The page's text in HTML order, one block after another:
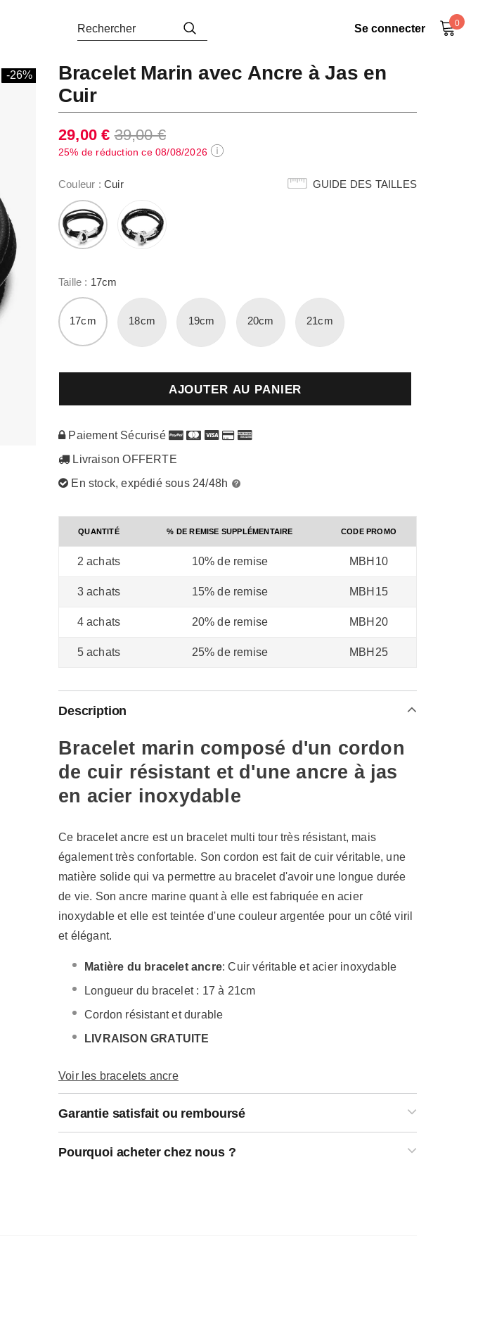
Se connecter 0
-26%
Bracelet Marin avec Ancre à Jas en
Cuir
29,00 € 39,00 €
25% de réduction ce 08/08/2026
GUIDE DES TAILLES
Couleur :Cuir
Taille : 17cm
17cm 18cm 19cm 20cm 21cm
Paiement Sécurisé
Livraison OFFERTE
En stock, expédié sous 24/48h
QUANTITÉ % DE REMISE SUPPLÉMENTAIRE CODE PROMO
2 achats 10% de remise MBH10
3 achats 15% de remise MBH15
4 achats 20% de remise MBH20
5 achats 25% de remise MBH25
Description
Bracelet marin composé d'un cordon
de cuir résistant et d'une ancre à jas
en acier inoxydable
Ce bracelet ancre est un bracelet multi tour très résistant, mais
également très confortable. Son cordon est fait de cuir véritable, une
matière solide qui va permettre au bracelet d'avoir une longue durée
de vie. Son ancre marine quant à elle est fabriquée en acier
inoxydable et elle est teintée d'une couleur argentée pour un côté viril
et élégant.
Matière du bracelet ancre: Cuir véritable et acier inoxydable
Longueur du bracelet : 17 à 21cm
Cordon résistant et durable
LIVRAISON GRATUITE
Voir les bracelets ancre
Garantie satisfait ou remboursé
Pourquoi acheter chez nous ?